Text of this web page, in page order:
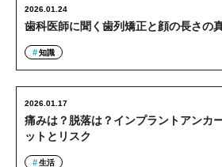
歯科医師に聞く歯列矯正と顔の長さの
2026.01.24
知識
痛みは？脱落は？インプラントアンカ
ットとリスク
2026.01.17
生活